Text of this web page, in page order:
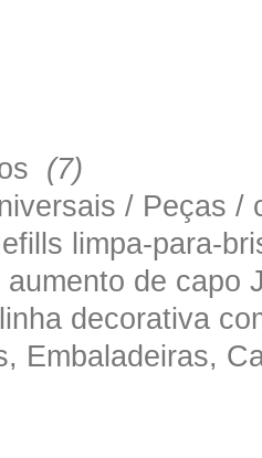
(7)
/ Peças
limpa-para-
aumento de
decorativa
Embaladeiras,